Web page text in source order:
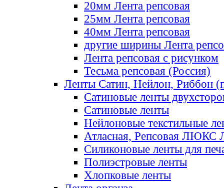
20мм Лента репсовая
25мм Лента репсовая
40мм Лента репсовая
другие ширины Лента
Лента репсовая с рисунком
Тесьма репсовая (Россия)
Ленты Сатин, Нейлон, Риббон
Сатиновые ленты
Сатиновые ленты
Нейлоновые текстильные
Атласная, Репсовая ЛЮКС
Силиконовые ленты для
Полиэстровые ленты
Хлопковые ленты